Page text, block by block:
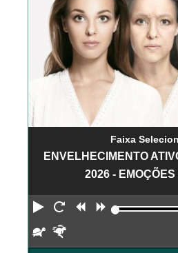
Faixa
ENVELHECIMENTO
2026 -
Reproduzir
Reiniciar
Retroceder
Avançar
Devagar